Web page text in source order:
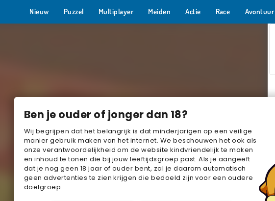
Ben je ouder of jonger dan 18?
Wij begrijpen dat het belangrijk is dat minderjarigen op een veilige
manier gebruik maken van het internet. We beschouwen het ook als
onze verantwoordelijkheid om de website kindvriendelijk te maken
en inhoud te tonen die bij jouw leeftijdsgroep past. Als je aangeeft
dat je nog geen 18 jaar of ouder bent, zal je daarom automatisch
geen advertenties te zien krijgen die bedoeld zijn voor een oudere
doelgroep.
Nieuw Puzzel Multiplayer Meiden Actie Race Avontuur